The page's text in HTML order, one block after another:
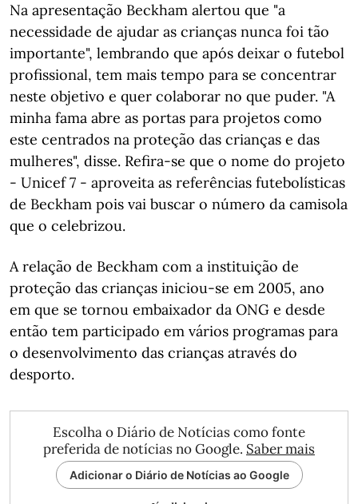
Na apresentação Beckham alertou que "a
necessidade de ajudar as crianças nunca foi tão
importante", lembrando que após deixar o futebol
profissional, tem mais tempo para se concentrar
neste objetivo e quer colaborar no que puder. "A
minha fama abre as portas para projetos como
este centrados na proteção das crianças e das
mulheres", disse. Refira-se que o nome do projeto
- Unicef 7 - aproveita as referências futebolísticas
de Beckham pois vai buscar o número da camisola
que o celebrizou.
A relação de Beckham com a instituição de
proteção das crianças iniciou-se em 2005, ano
em que se tornou embaixador da ONG e desde
então tem participado em vários programas para
o desenvolvimento das crianças através do
desporto.
Escolha o Diário de Notícias como fonte
preferida de notícias no Google. Saber mais
Adicionar o Diário de Notícias ao Google